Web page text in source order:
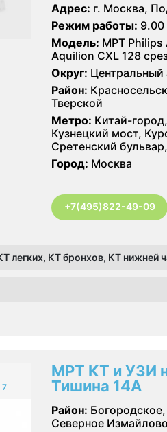
Адрес: г. Москва,
Режим работы: 9.00
Модель: МРТ Philips
Aquilion CXL 128
Округ: Центральный
Район:
Тверской
Метро: Китай-
Кузнецкий мост,
Сретенский
Город: Москва
+7(495)822-49-09
легких, КТ бронхов, КТ
7
МРТ КТ и УЗИ
Тишина 14А
Район:
Северное